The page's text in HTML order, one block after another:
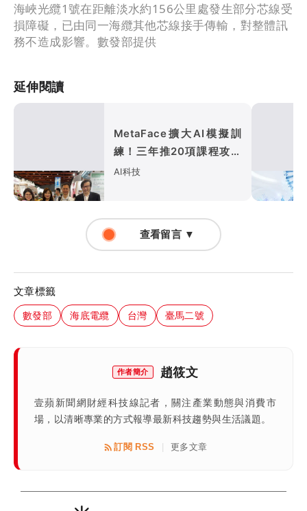
海峽光纜1號在距離淡水約156公里處發生部分芯線受
損障礙，已由同一海纜其他芯線接手傳輸，對整體訊
務不造成影響。數發部提供
延伸閱讀
MetaFace擴大AI模擬訓
練！三年推20項課程攻護
理長照
AI科技
查看留言 ▼
文章標籤
數發部 海底電纜 台灣 臺馬二號
作者簡介 趙筱文
壹蘋新聞網財經科技線記者，關注產業動態與消費市
場，以清晰專業的方式報導最新科技趨勢與生活議題。
訂閱 RSS 更多文章